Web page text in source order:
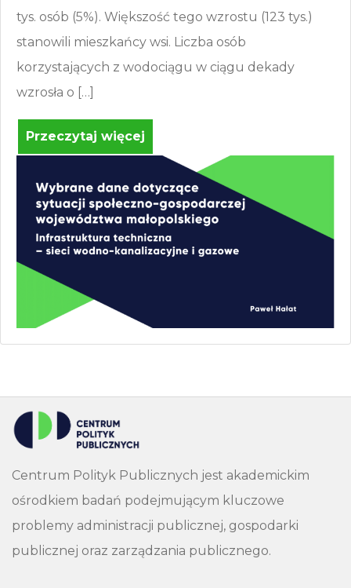
tys. osób (5%). Większość tego wzrostu (123 tys.)
stanowili mieszkańcy wsi. Liczba osób
korzystających z wodociągu w ciągu dekady
wzrosła o […]
Przeczytaj więcej
Centrum Polityk Publicznych jest akademickim
ośrodkiem badań podejmującym kluczowe
problemy administracji publicznej, gospodarki
publicznej oraz zarządzania publicznego.